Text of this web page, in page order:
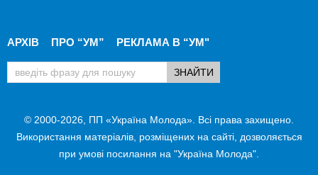
АРХІВ ПРО “УМ” РЕКЛАМА В “УМ"
© 2000-2026, ПП «Україна Молода». Всі права захищено.
Використання матеріалів, розміщених на сайті, дозволяється
при умові посилання на "Україна Молода".